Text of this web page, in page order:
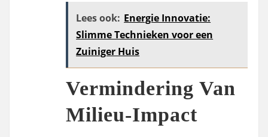
Lees ook: Energie Innovatie:
Slimme Technieken voor een
Zuiniger Huis
Vermindering Van
Milieu-Impact